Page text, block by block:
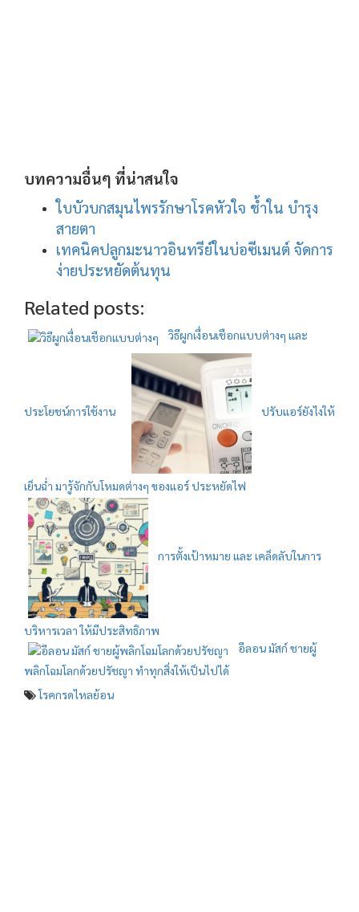
บทความอื่นๆ ที่น่าสนใจ
ใบบัวบกสมุนไพรรักษาโรคหัวใจ ช้ำใน บำรุง
สายตา
เทคนิคปลูกมะนาวอินทรีย์ในบ่อซีเมนต์ จัดการ
ง่ายประหยัดต้นทุน
Related posts:
วิธีผูกเงื่อนเชือกแบบต่างๆ และ
ประโยชน์การใช้งาน ปรับแอร์ยังไงให้
เย็นฉ่ำ มารู้จักกับโหมดต่างๆ ของแอร์ ประหยัดไฟ
การตั้งเป้าหมาย และ เคล็ดลับในการ
บริหารเวลา ให้มีประสิทธิภาพ
อีลอน มัสก์ ชายผู้
พลิกโฉมโลกด้วยปรัชญา ทำทุกสิ่งให้เป็นไปได้
โรคกรดไหลย้อน